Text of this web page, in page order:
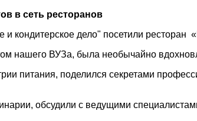
в сеть ресторанов
кондитерское дело" посетили ресторан
нашего ВУЗа, была необычайно
питания, поделился секретами
обсудили с ведущими